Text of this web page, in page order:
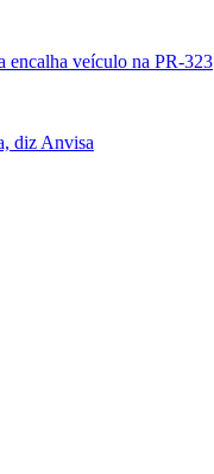
encalha veículo na PR-323
diz Anvisa